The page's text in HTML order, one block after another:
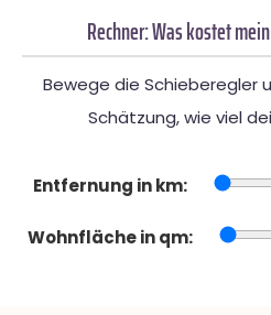
Rechner: Was kostet
Bewege die Schieberegler
Schätzung, wie viel
Entfernung in km:
Wohnfläche in qm: